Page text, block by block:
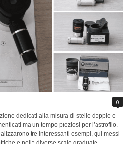
0
dedicati alla misura di stelle doppie e
ma un tempo preziosi per l’astrofilo.
tre interessanti esempi, qui messi
e nelle diverse scale graduate.